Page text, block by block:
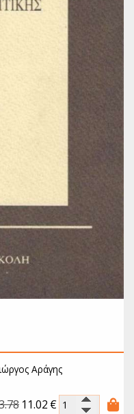
Αράγης
11.02 €